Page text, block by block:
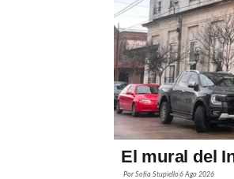
El mural del
Por Sofía Stupiello6 Ago 2026